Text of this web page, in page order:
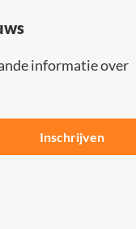
informatie over
Inschrijven